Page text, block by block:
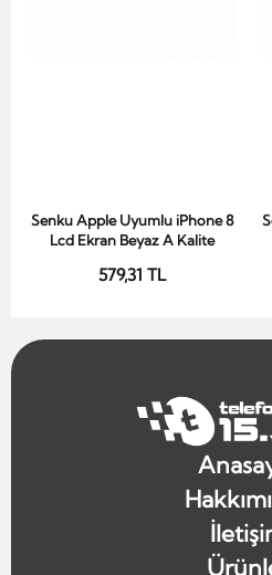
Sepete Ekle
Senku Apple Uyumlu iPhone 8
Lcd Ekran Beyaz A Kalite
579,31 TL